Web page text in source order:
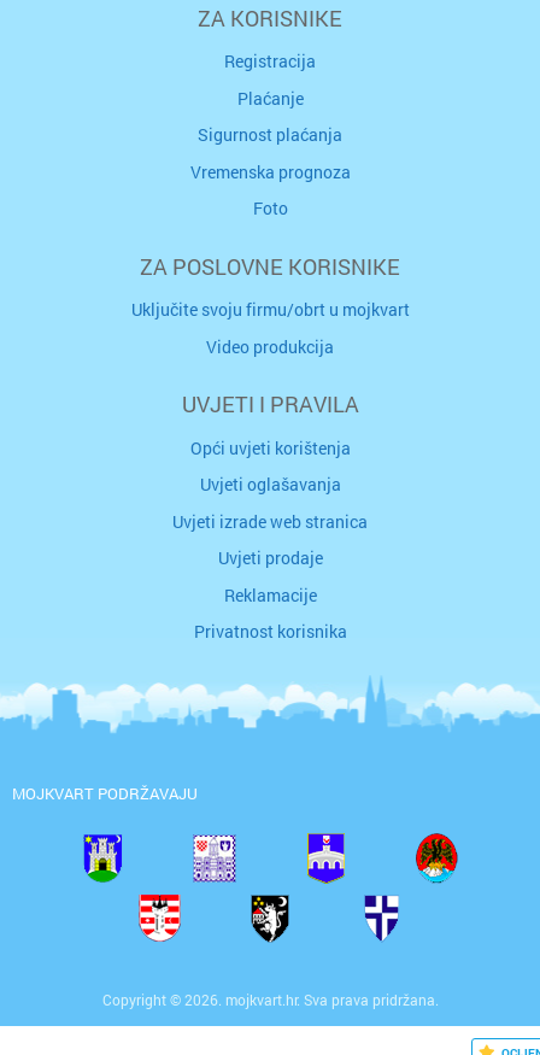
ZA KORISNIKE
Registracija
Plaćanje
Sigurnost plaćanja
Vremenska prognoza
Foto
ZA POSLOVNE KORISNIKE
Uključite svoju firmu/obrt u mojkvart
Video produkcija
UVJETI I PRAVILA
Opći uvjeti korištenja
Uvjeti oglašavanja
Uvjeti izrade web stranica
Uvjeti prodaje
Reklamacije
Privatnost korisnika
MOJKVART PODRŽAVAJU
Copyright © 2026. mojkvart.hr. Sva prava pridržana.